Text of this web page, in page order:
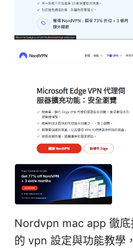
Nordvpn mac app 徹底
的 vpn 設定與功能教學